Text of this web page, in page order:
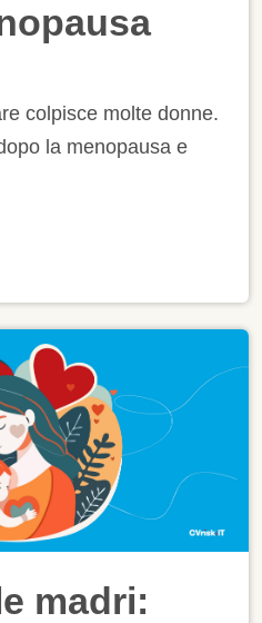
colpisce molte donne.
la menopausa e
madri: